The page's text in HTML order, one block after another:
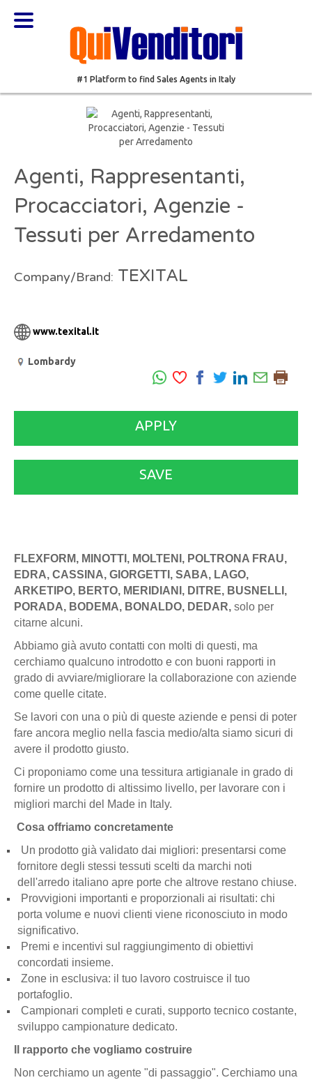
#1 Platform to find Sales Agents in Italy
Agenti, Rappresentanti,
Procacciatori, Agenzie -
Tessuti per Arredamento
Company/Brand: TEXITAL
www.texital.it
Lombardy
APPLY
SAVE
FLEXFORM, MINOTTI, MOLTENI, POLTRONA FRAU,
EDRA, CASSINA, GIORGETTI, SABA, LAGO,
ARKETIPO, BERTO, MERIDIANI, DITRE, BUSNELLI,
PORADA, BODEMA, BONALDO, DEDAR, solo per
citarne alcuni.
Abbiamo già avuto contatti con molti di questi, ma
cerchiamo qualcuno introdotto e con buoni rapporti in
grado di avviare/migliorare la collaborazione con aziende
come quelle citate.
Se lavori con una o più di queste aziende e pensi di poter
fare ancora meglio nella fascia medio/alta siamo sicuri di
avere il prodotto giusto.
Ci proponiamo come una tessitura artigianale in grado di
fornire un prodotto di altissimo livello, per lavorare con i
migliori marchi del Made in Italy.
Cosa offriamo concretamente
Un prodotto già validato dai migliori: presentarsi come
fornitore degli stessi tessuti scelti da marchi noti
dell'arredo italiano apre porte che altrove restano chiuse.
Provvigioni importanti e proporzionali ai risultati: chi
porta volume e nuovi clienti viene riconosciuto in modo
significativo.
Premi e incentivi sul raggiungimento di obiettivi
concordati insieme.
Zone in esclusiva: il tuo lavoro costruisce il tuo
portafoglio.
Campionari completi e curati, supporto tecnico costante,
sviluppo campionature dedicato.
Il rapporto che vogliamo costruire
Non cerchiamo un agente "di passaggio". Cerchiamo una